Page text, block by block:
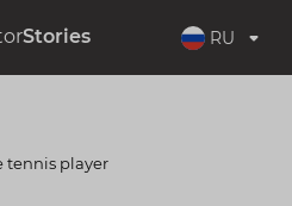
Stories RU
tennis player